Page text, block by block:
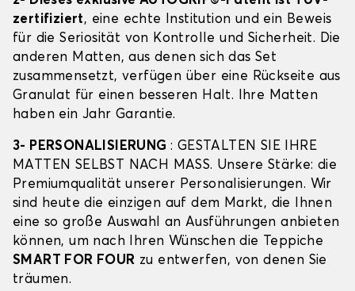
zertifiziert, eine echte Institution und ein Beweis
für die Seriosität von Kontrolle und Sicherheit. Die
anderen Matten, aus denen sich das Set
zusammensetzt, verfügen über eine Rückseite aus
Granulat für einen besseren Halt. Ihre Matten
haben ein Jahr Garantie.
3- PERSONALISIERUNG : GESTALTEN SIE IHRE
MATTEN SELBST NACH MASS. Unsere Stärke: die
Premiumqualität unserer Personalisierungen. Wir
sind heute die einzigen auf dem Markt, die Ihnen
eine so große Auswahl an Ausführungen anbieten
können, um nach Ihren Wünschen die Teppiche
SMART FOR FOUR zu entwerfen, von denen Sie
träumen.